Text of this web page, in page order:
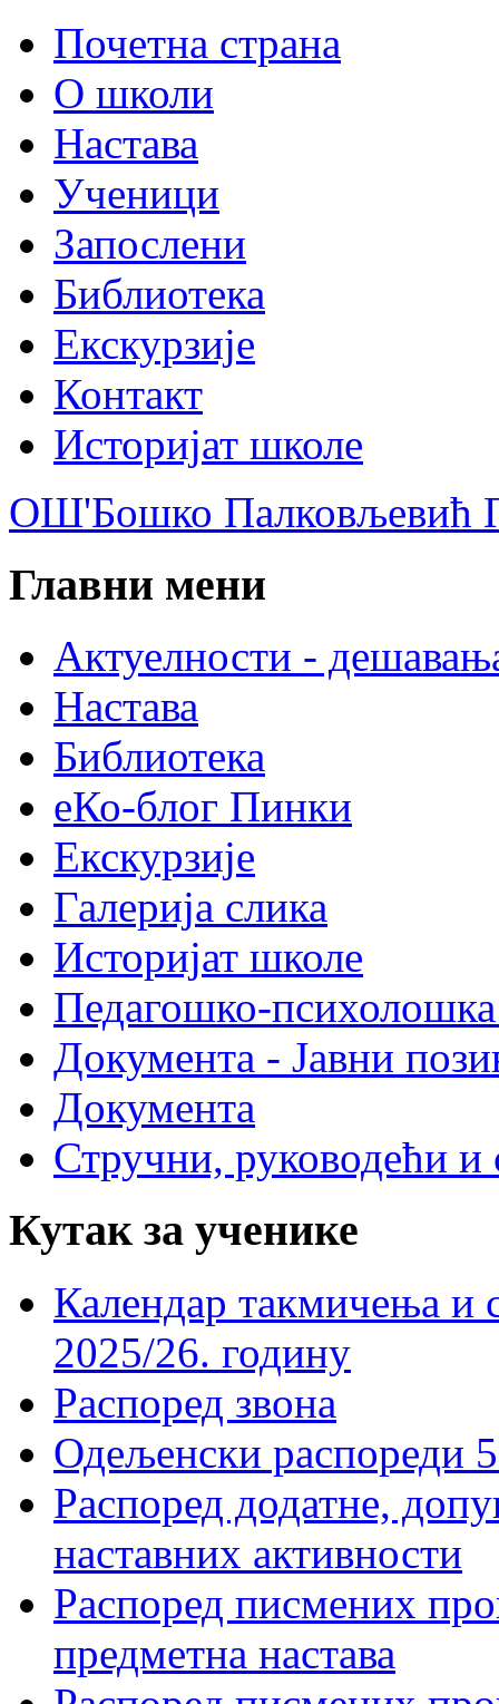
Почетна страна
О школи
Настава
Ученици
Запослени
Библиотека
Екскурзије
Контакт
Историјат школе
ОШ'Бошко Палковљевић
Главни мени
Актуелности -
Настава
Библиотека
еКо-блог Пинки
Екскурзије
Галерија слика
Историјат школе
Педагошко-психолошка
Документа - Јавни
Документа
Стручни, руководећи и
Кутак за ученике
Календар такмичења
2025/26. годину
Распоред звона
Одељенски распореди
Распоред додатне,
наставних активности
Распоред писмених
предметна настава